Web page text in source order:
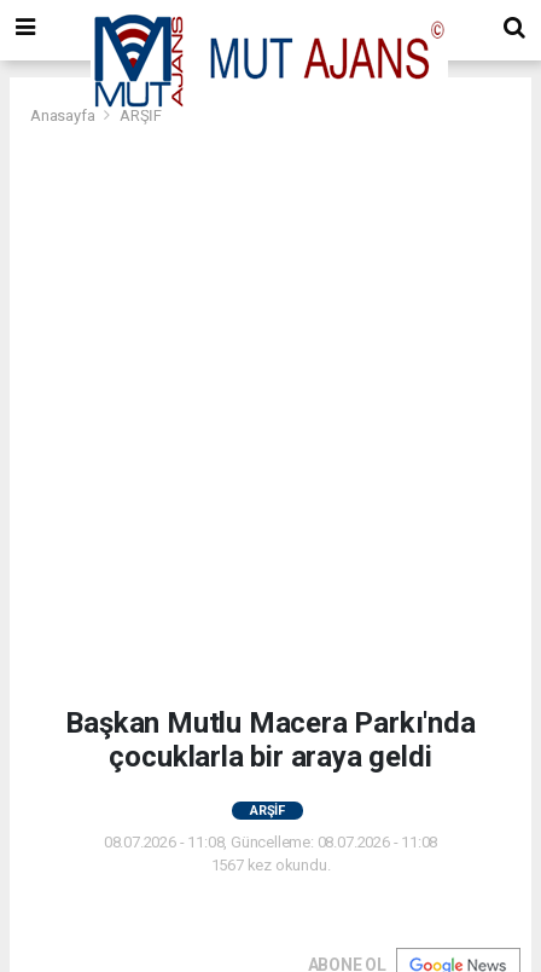
Anasayfa ARŞİF
Başkan Mutlu Macera Parkı'nda
çocuklarla bir araya geldi
ARŞİF
08.07.2026 - 11:08, Güncelleme: 08.07.2026 - 11:08
1567 kez okundu.
ABONE OL